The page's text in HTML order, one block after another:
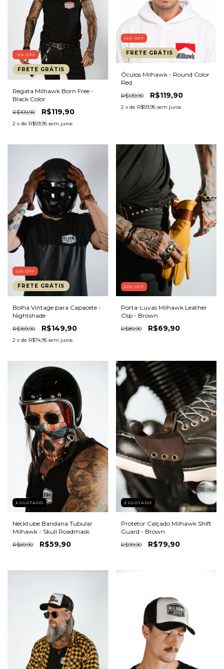
-9% OFF
FRETE GRÁTIS
Regata Milhawk Born Free -
Black Color
R$109,90 R$119,90
2 x de R$59,95 sem juros
14% OFF
FRETE GRÁTIS
Óculos Milhawk - Round Color
Red
R$139,90 R$119,90
2 x de R$59,95 sem juros
12% OFF
FRETE GRÁTIS
Bolha Vintage para Capacete -
Nightshade
R$169,90 R$149,90
2 x de R$74,95 sem juros
22% OFF
Porta-Luvas Milhawk Leather
Clip - Brown
R$89,90 R$69,90
ESGOTADO
Necktube Bandana Tubular
Milhawk - Skull Roadmask
R$69,90 R$59,90
ESGOTADO
Protetor Calçado Milhawk Shift
Guard - Brown
R$99,90 R$79,90